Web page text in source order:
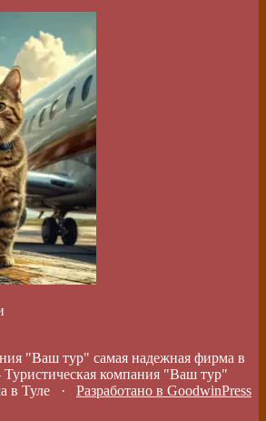
"Ваш тур" самая надежная фирма в
Туристическая компания "Ваш тур"
в Туле · Разработано в GoodwinPress